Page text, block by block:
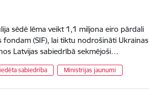
sēdē lēma veikt 1,1 miljona eiro pārdali
fondam (SIF), lai tiktu nodrošināti Ukrainas
Latvijas sabiedrībā sekmējoši…
sabiedrība Ministrijas jaunumi